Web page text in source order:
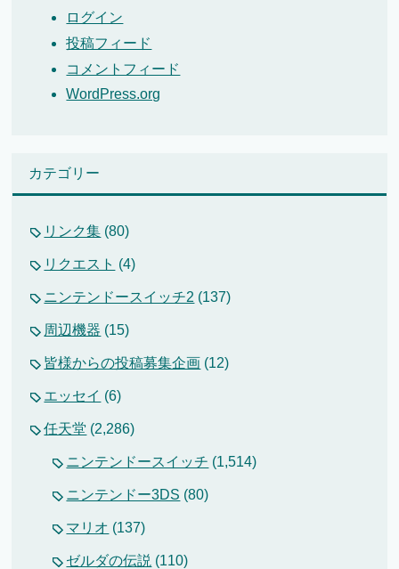
ログイン
投稿フィード
コメントフィード
WordPress.org
カテゴリー
リンク集 (80)
リクエスト (4)
ニンテンドースイッチ2 (137)
周辺機器 (15)
皆様からの投稿募集企画 (12)
エッセイ (6)
任天堂 (2,286)
ニンテンドースイッチ (1,514)
ニンテンドー3DS (80)
マリオ (137)
ゼルダの伝説 (110)